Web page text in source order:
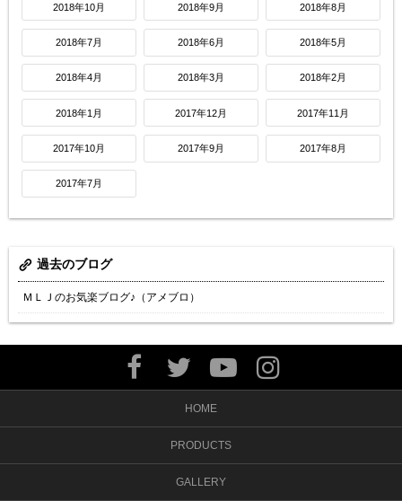
2018年10月 2018年9月 2018年8月
2018年7月 2018年6月 2018年5月
2018年4月 2018年3月 2018年2月
2018年1月 2017年12月 2017年11月
2017年10月 2017年9月 2017年8月
2017年7月
過去のブログ
ＭＬＪのお気楽ブログ♪（アメブロ）
HOME
PRODUCTS
GALLERY